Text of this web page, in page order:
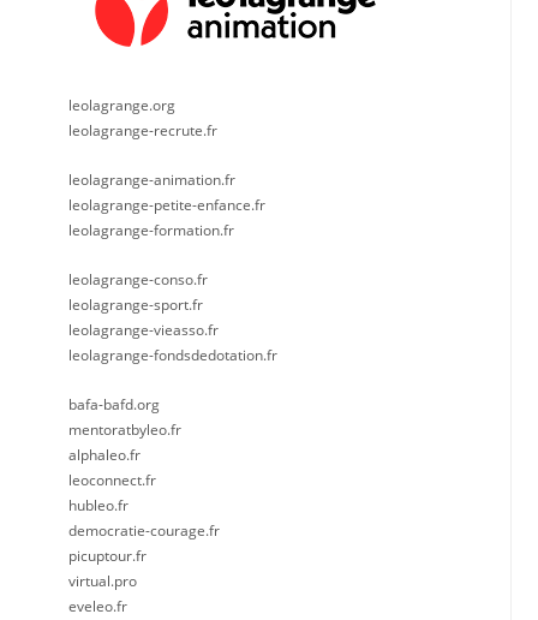
leolagrange.org
leolagrange-recrute.fr
leolagrange-animation.fr
leolagrange-petite-enfance.fr
leolagrange-formation.fr
leolagrange-conso.fr
leolagrange-sport.fr
leolagrange-vieasso.fr
leolagrange-fondsdedotation.fr
bafa-bafd.org
mentoratbyleo.fr
alphaleo.fr
leoconnect.fr
hubleo.fr
democratie-courage.fr
picuptour.fr
virtual.pro
eveleo.fr